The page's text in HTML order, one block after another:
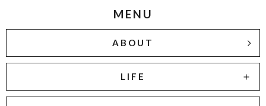
MENU
ABOUT
LIFE